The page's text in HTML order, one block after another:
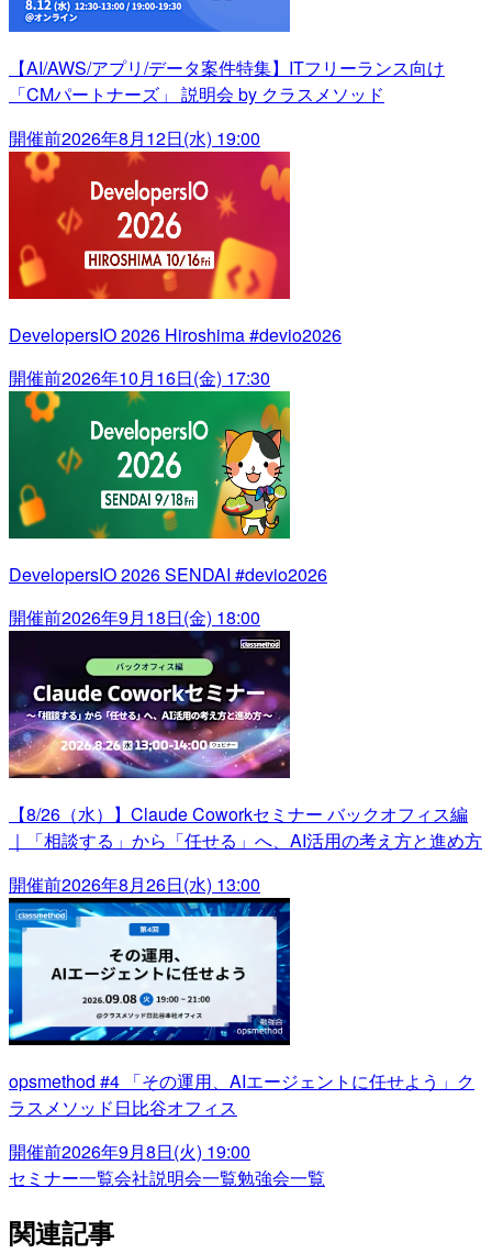
【AI/AWS/アプリ/データ案件特集】ITフリーランス向け
「CMパートナーズ」 説明会 by クラスメソッド
開催前2026年8月12日(水) 19:00
DevelopersIO 2026 Hiroshima #devio2026
開催前2026年10月16日(金) 17:30
DevelopersIO 2026 SENDAI #devio2026
開催前2026年9月18日(金) 18:00
【8/26（水）】Claude Coworkセミナー バックオフィス編
｜「相談する」から「任せる」へ、AI活用の考え方と進め方
開催前2026年8月26日(水) 13:00
opsmethod #4 「その運用、AIエージェントに任せよう」ク
ラスメソッド日比谷オフィス
開催前2026年9月8日(火) 19:00
セミナー一覧会社説明会一覧勉強会一覧
関連記事